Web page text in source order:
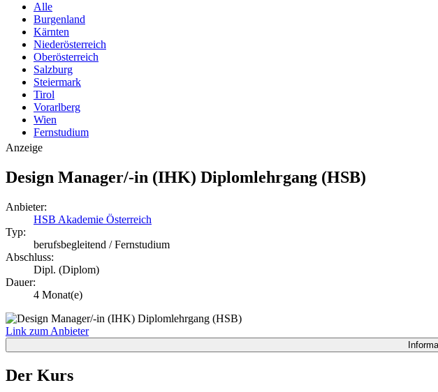
Alle
Burgenland
Kärnten
Niederösterreich
Oberösterreich
Salzburg
Steiermark
Tirol
Vorarlberg
Wien
Fernstudium
Anzeige
Design Manager/-in (IHK) Diplomlehrgang (HSB)
Anbieter:
HSB Akademie Österreich
Typ:
berufsbegleitend / Fernstudium
Abschluss:
Dipl. (Diplom)
Dauer:
4 Monat(e)
Link zum Anbieter
Der Kurs